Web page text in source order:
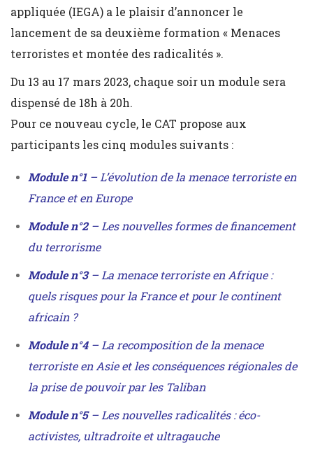
appliquée (IEGA) a le plaisir d’annoncer le
lancement de sa deuxième formation « Menaces
terroristes et montée des radicalités ».
Du 13 au 17 mars 2023, chaque soir un module sera
dispensé de 18h à 20h.
Pour ce nouveau cycle, le CAT propose aux
participants les cinq modules suivants :
Module n°1– L’évolution de la menace terroriste en
France et en Europe
Module n°2– Les nouvelles formes de financement
du terrorisme
Module n°3– La menace terroriste en Afrique :
quels risques pour la France et pour le continent
africain ?
Module n°4– La recomposition de la menace
terroriste en Asie et les conséquences régionales de
la prise de pouvoir par les Taliban
Module n°5– Les nouvelles radicalités : éco-
activistes, ultradroite et ultragauche